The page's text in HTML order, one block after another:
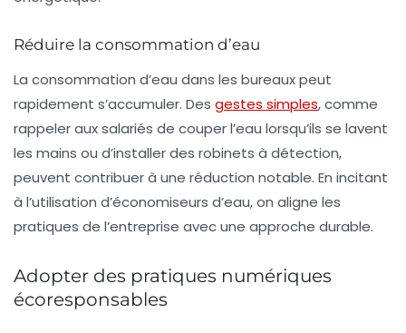
Réduire la consommation d’eau
La consommation d’eau dans les bureaux peut
rapidement s’accumuler. Des gestes simples, comme
rappeler aux salariés de couper l’eau lorsqu’ils se lavent
les mains ou d’installer des robinets à détection,
peuvent contribuer à une réduction notable. En incitant
à l’utilisation d’économiseurs d’eau, on aligne les
pratiques de l’entreprise avec une approche durable.
Adopter des pratiques numériques
écoresponsables